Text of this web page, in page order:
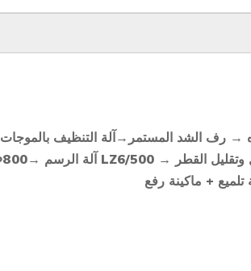
→ رف الشد المستمر →آلة التنظيف
القطر → LZ6/500 آلة الرسم →
800